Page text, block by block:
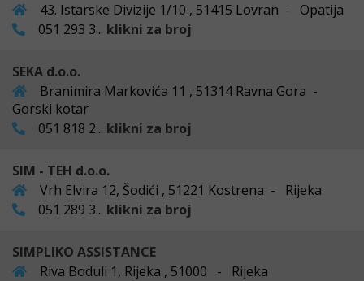
43. Istarske Divizije 1/10 , 51415 Lovran - Opatija
051 293 3... klikni za broj
SEKA d.o.o.
Branimira Markovića 11 , 51314 Ravna Gora -
Gorski kotar
051 818 2... klikni za broj
SIM - TEH d.o.o.
Vrh Elvira 12, Šodići , 51221 Kostrena - Rijeka
051 289 3... klikni za broj
SIMPLIKO ASSISTANCE
Riva Boduli 1, Rijeka , 51000 - Rijeka